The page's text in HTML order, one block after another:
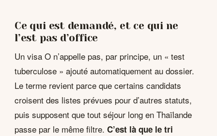
Ce qui est demandé, et ce qui ne
l’est pas d’office
Un visa O n’appelle pas, par principe, un « test
tuberculose » ajouté automatiquement au dossier.
Le terme revient parce que certains candidats
croisent des listes prévues pour d’autres statuts,
puis supposent que tout séjour long en Thaïlande
passe par le même filtre. C’est là que le tri